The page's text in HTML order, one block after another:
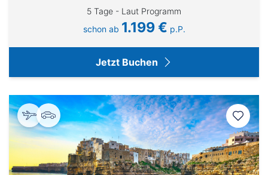
5 Tage - Laut Programm
schon ab 1.199 € p.P.
Jetzt Buchen